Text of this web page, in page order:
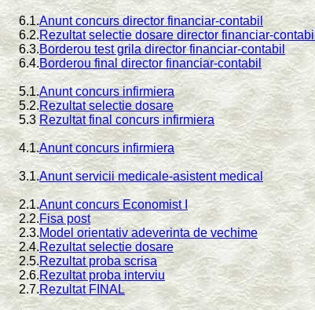
6.1.Anunt concurs director financiar-contabil
6.2.Rezultat selectie dosare director financiar-contabil
6.3.Borderou test grila director financiar-contabil
6.4.Borderou final director financiar-contabil
5.1.Anunt concurs infirmiera
5.2.Rezultat selectie dosare
5.3Rezultat final concurs infirmiera
4.1.Anunt concurs infirmiera
3.1.Anunt servicii medicale-asistent medical
2.1.Anunt concurs Economist I
2.2.Fisa post
2.3.Model orientativ adeverinta de vechime
2.4.Rezultat selectie dosare
2.5.Rezultat proba scrisa
2.6.Rezultat proba interviu
2.7.Rezultat FINAL